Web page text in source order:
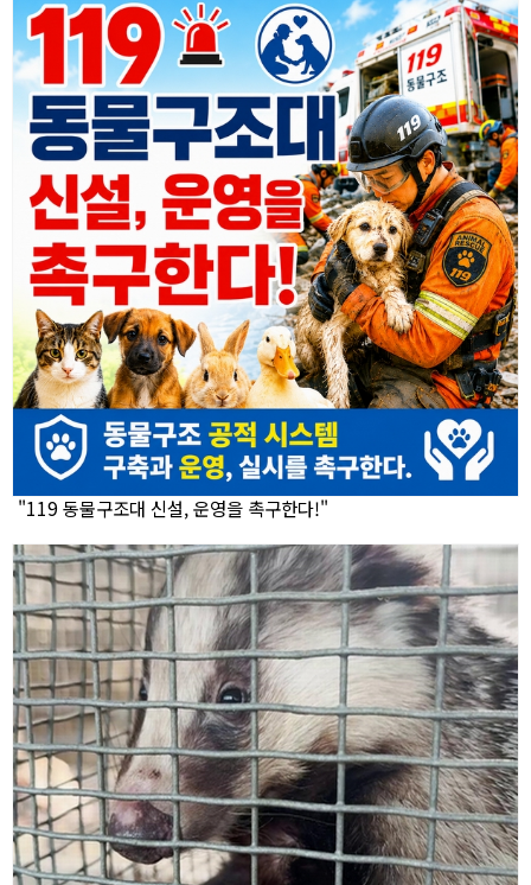
"119 동물구조대 신설, 운영을 촉구한다!"